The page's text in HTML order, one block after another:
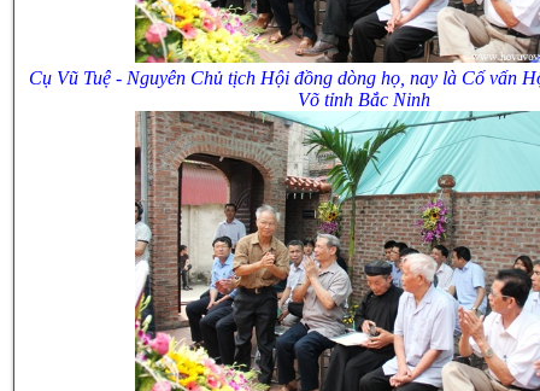
Cụ Vũ Tuệ - Nguyên Chủ tịch Hội đồng dòng họ, nay là Cố vấn
Võ tỉnh Bắc Ninh